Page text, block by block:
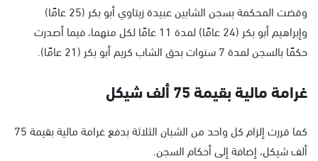
وقضت المحكمة بسجن الشابين عبيدة زيتاوي أبو بكر (25 عامًا)
وإبراهيم أبو بكر (24 عامًا) لمدة 11 عامًا لكل منهما، فيما أصدرت
حكمًا بالسجن لمدة 7 سنوات بحق الشاب كريم أبو بكر (21 عامًا).
غرامة مالية بقيمة 75 ألف شيكل
كما قررت إلزام كل واحد من الشبان الثلاثة بدفع غرامة مالية بقيمة 75
ألف شيكل، إضافة إلى أحكام السجن.